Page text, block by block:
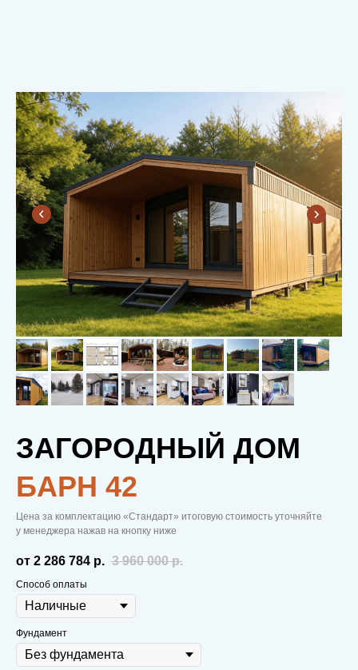
ЗАГОРОДНЫЙ ДОМ
БAРН 42
Цена за комплектацию «Стандарт» итоговую стоимость уточняйте
у менеджера нажав на кнопку ниже
от 2 286 784 р. 3 960 000 р.
Способ оплаты
Фундамент